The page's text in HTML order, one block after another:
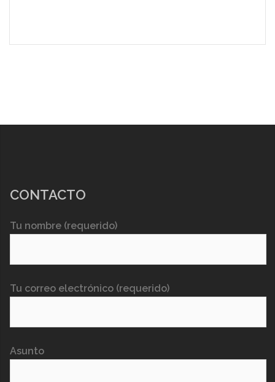
CONTACTO
Tu nombre (requerido)
Tu correo electrónico (requerido)
Asunto